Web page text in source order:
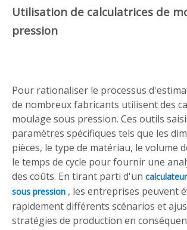
Utilisation de calculatrices de
pression
Pour rationaliser le processus
de nombreux fabricants utilisent des
moulage sous pression. Ces outils
paramètres spécifiques tels que les
pièces, le type de matériau, le volume
le temps de cycle pour fournir une
des coûts. En tirant parti d'un
sous pression , les entreprises peuvent
rapidement différents scénarios et
stratégies de production en